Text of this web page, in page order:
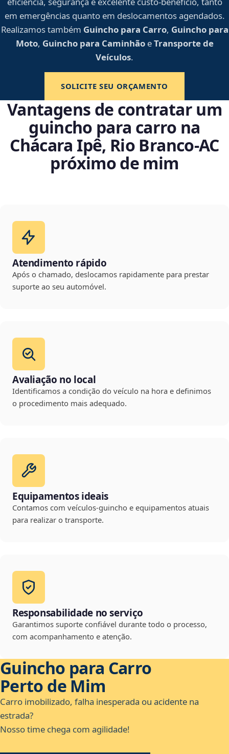
em emergências quanto em deslocamentos agendados.
Realizamos também Guincho para Carro, Guincho para
Moto, Guincho para CaminhãoeTransporte de
Veículos.
SOLICITE SEU ORÇAMENTO
Vantagens de contratar um
guincho para carro na
Chácara Ipê, Rio Branco‑AC
próximo de mim
Atendimento rápido
Após o chamado, deslocamos rapidamente para prestar
suporte ao seu automóvel.
Avaliação no local
Identificamos a condição do veículo na hora e definimos
o procedimento mais adequado.
Equipamentos ideais
Contamos com veículos-guincho e equipamentos atuais
para realizar o transporte.
Responsabilidade no serviço
Garantimos suporte confiável durante todo o processo,
com acompanhamento e atenção.
Guincho para Carro
Perto de Mim
Carro imobilizado, falha inesperada ou acidente na
estrada?
Nosso time chega com agilidade!